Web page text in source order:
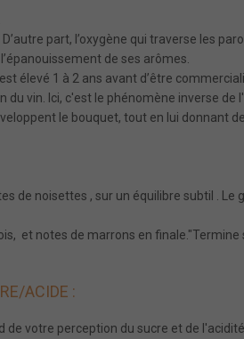
D’autre part, l’oxygène qui traverse les
de ses arômes.
élevé 1 à 2 ans avant d’être
du vin. Ici, c'est le phénomène inverse de
le bouquet, tout en lui donnant
de noisettes , sur un équilibre subtil . Le
et notes de marrons en finale."Termine
ACIDE :
de votre perception du sucre et de